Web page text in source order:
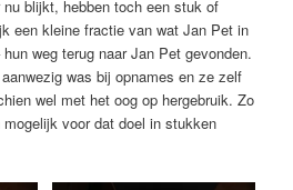
nu blijkt, hebben toch een stuk of
een kleine fractie van wat Jan Pet in
weg terug naar Jan Pet gevonden.
was bij opnames en ze zelf
wel met het oog op hergebruik. Zo
voor dat doel in stukken